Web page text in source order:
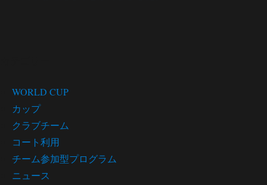
WORLD CUP
カップ
クラブチーム
コート利用
チーム参加型プログラム
ニュース